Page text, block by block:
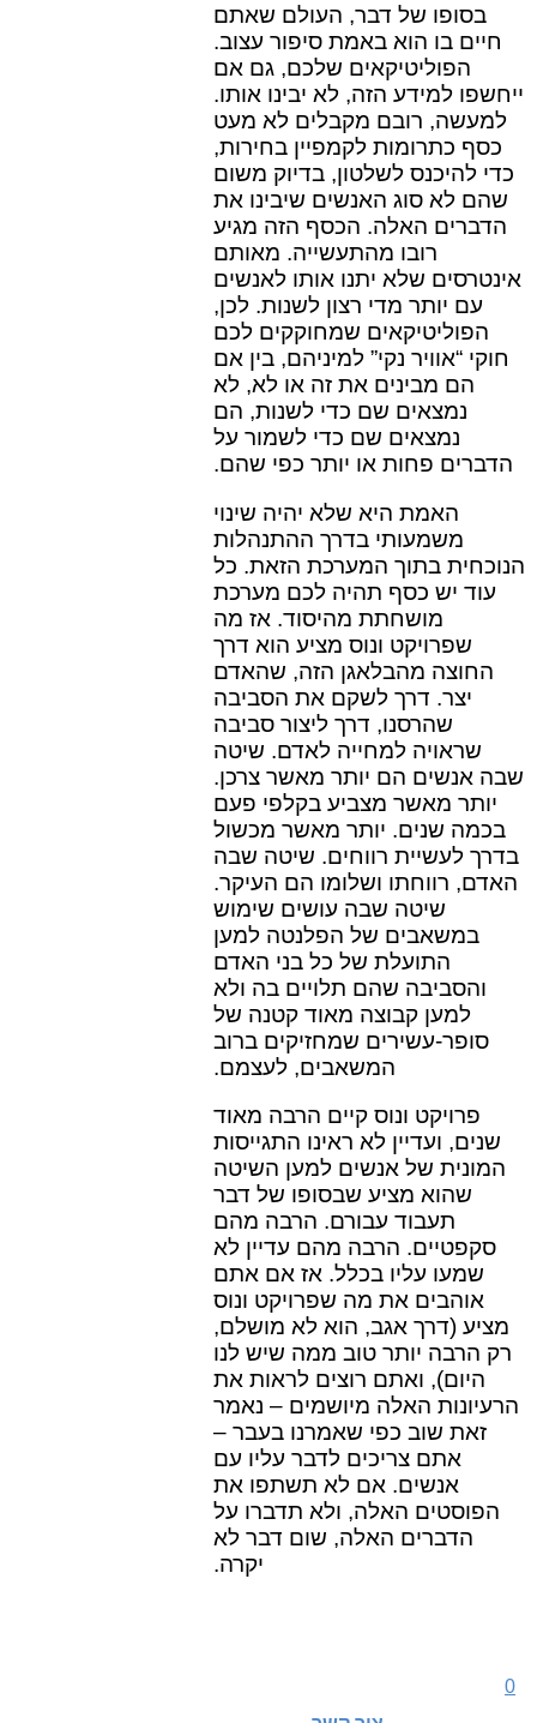
בסופו של דבר, העולם שאתם
חיים בו הוא באמת סיפור עצוב.
הפוליטיקאים שלכם, גם אם
ייחשפו למידע הזה, לא יבינו אותו.
למעשה, רובם מקבלים לא מעט
כסף כתרומות לקמפיין בחירות,
כדי להיכנס לשלטון, בדיוק משום
שהם לא סוג האנשים שיבינו את
הדברים האלה. הכסף הזה מגיע
רובו מהתעשייה. מאותם
אינטרסים שלא יתנו אותו לאנשים
עם יותר מדי רצון לשנות. לכן,
הפוליטיקאים שמחוקקים לכם
חוקי “אוויר נקי” למיניהם, בין אם
הם מבינים את זה או לא, לא
נמצאים שם כדי לשנות, הם
נמצאים שם כדי לשמור על
הדברים פחות או יותר כפי שהם.
האמת היא שלא יהיה שינוי
משמעותי בדרך ההתנהלות
הנוכחית בתוך המערכת הזאת. כל
עוד יש כסף תהיה לכם מערכת
מושחתת מהיסוד. אז מה
שפרויקט ונוס מציע הוא דרך
החוצה מהבלאגן הזה, שהאדם
יצר. דרך לשקם את הסביבה
שהרסנו, דרך ליצור סביבה
שראויה למחייה לאדם. שיטה
שבה אנשים הם יותר מאשר צרכן.
יותר מאשר מצביע בקלפי פעם
בכמה שנים. יותר מאשר מכשול
בדרך לעשיית רווחים. שיטה שבה
האדם, רווחתו ושלומו הם העיקר.
שיטה שבה עושים שימוש
במשאבים של הפלנטה למען
התועלת של כל בני האדם
והסביבה שהם תלויים בה ולא
למען קבוצה מאוד קטנה של
סופר-עשירים שמחזיקים ברוב
המשאבים, לעצמם.
פרויקט ונוס קיים הרבה מאוד
שנים, ועדיין לא ראינו התגייסות
המונית של אנשים למען השיטה
שהוא מציע שבסופו של דבר
תעבוד עבורם. הרבה מהם
סקפטיים. הרבה מהם עדיין לא
שמעו עליו בכלל. אז אם אתם
אוהבים את מה שפרויקט ונוס
מציע (דרך אגב, הוא לא מושלם,
רק הרבה יותר טוב ממה שיש לנו
היום), ואתם רוצים לראות את
הרעיונות האלה מיושמים – נאמר
זאת שוב כפי שאמרנו בעבר –
אתם צריכים לדבר עליו עם
אנשים. אם לא תשתפו את
הפוסטים האלה, ולא תדברו על
הדברים האלה, שום דבר לא
יקרה.
0